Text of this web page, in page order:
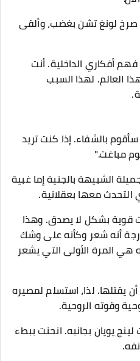
لونغ تشن بغضب، وألقى
أفكاري الداخلية. أنت
العالم. لهذا السبب
بالشفاء. إذا كنت تريد
مباغت."
الشبيهة بالجنية إما غبية
معها بعقلانية.
قوية بشكل لا يصدق. وهذا
أنه شعر وكأنه على وشك
هي المرة الأولى التي يشعر
يقتلها. لذا، استسلم لمصيره
وقوته الروحية.
يويان بجانبه. انحنت ببطء